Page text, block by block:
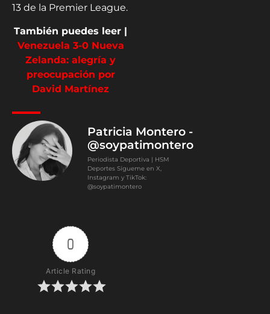
13 de la Premier League.
También puedes leer |
Venezuela 3-0 Nueva
Zelanda: alegría y
preocupación por
David Martínez
Patricia Montero -
@soypatimontero
Periodista Deportiva | HSM
Deportes Sígueme en X,
Instagram y TikTok:
@soypatimontero
0
Article Rating